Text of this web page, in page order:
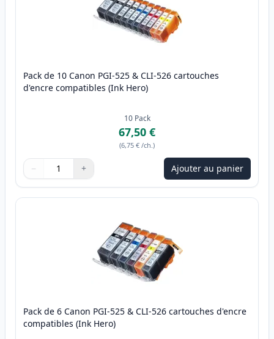
Pack de 10 Canon PGI-525 & CLI-526 cartouches
d'encre compatibles (Ink Hero)
10 Pack
67,50 €
(6,75 € /ch.)
Quantité
Utilisez les boutons pour ajuster
− +
Quantité Ajouter au panier
Pack de 6 Canon PGI-525 & CLI-526 cartouches d'encre
compatibles (Ink Hero)